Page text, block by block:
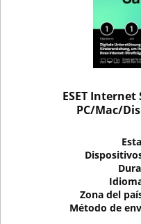
ESET
PC/Mac/
Zona del
Método de